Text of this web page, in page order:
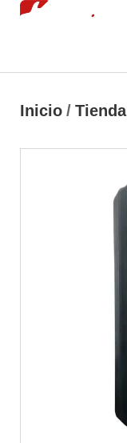
Inicio / Tienda